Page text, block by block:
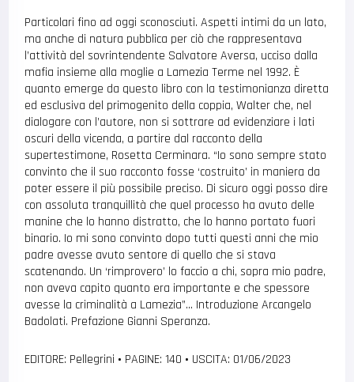
Particolari fino ad oggi sconosciuti. Aspetti intimi da un lato,
ma anche di natura pubblica per ciò che rappresentava
l’attività del sovrintendente Salvatore Aversa, ucciso dalla
mafia insieme alla moglie a Lamezia Terme nel 1992. È
quanto emerge da questo libro con la testimonianza diretta
ed esclusiva del primogenito della coppia, Walter che, nel
dialogare con l’autore, non si sottrare ad evidenziare i lati
oscuri della vicenda, a partire dal racconto della
supertestimone, Rosetta Cerminara. “Io sono sempre stato
convinto che il suo racconto fosse ‘costruito’ in maniera da
poter essere il più possibile preciso. Di sicuro oggi posso dire
con assoluta tranquillità che quel processo ha avuto delle
manine che lo hanno distratto, che lo hanno portato fuori
binario. Io mi sono convinto dopo tutti questi anni che mio
padre avesse avuto sentore di quello che si stava
scatenando. Un ‘rimprovero’ lo faccio a chi, sopra mio padre,
non aveva capito quanto era importante e che spessore
avesse la criminalità a Lamezia”… Introduzione Arcangelo
Badolati. Prefazione Gianni Speranza.
EDITORE: Pellegrini • PAGINE: 140 • USCITA: 01/06/2023